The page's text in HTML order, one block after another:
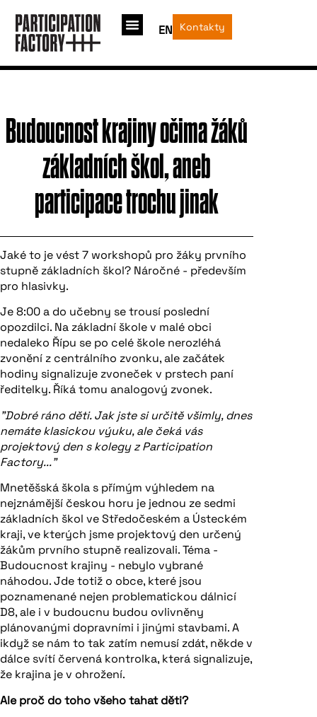
EN Kontakty
Budoucnost krajiny očima žáků
základních škol, aneb
participace trochu jinak
Jaké to je vést 7 workshopů pro žáky prvního
stupně základních škol? Náročné - především
pro hlasivky.
Je 8:00 a do učebny se trousí poslední
opozdilci. Na základní škole v malé obci
nedaleko Řípu se po celé škole nerozléhá
zvonění z centrálního zvonku, ale začátek
hodiny signalizuje zvoneček v prstech paní
ředitelky. Říká tomu analogový zvonek.
"Dobré ráno děti. Jak jste si určitě všimly, dnes
nemáte klasickou výuku, ale čeká vás
projektový den s kolegy z Participation
Factory..."
Mnetěšská škola s přímým výhledem na
nejznámější českou horu je jednou ze sedmi
základních škol ve Středočeském a Ústeckém
kraji, ve kterých jsme projektový den určený
žákům prvního stupně realizovali. Téma -
Budoucnost krajiny - nebylo vybrané
náhodou. Jde totiž o obce, které jsou
poznamenané nejen problematickou dálnicí
D8, ale i v budoucnu budou ovlivněny
plánovanými dopravními i jinými stavbami. A
ikdyž se nám to tak zatím nemusí zdát, někde v
dálce svítí červená kontrolka, která signalizuje,
že krajina je v ohrožení.
Ale proč do toho všeho tahat děti?